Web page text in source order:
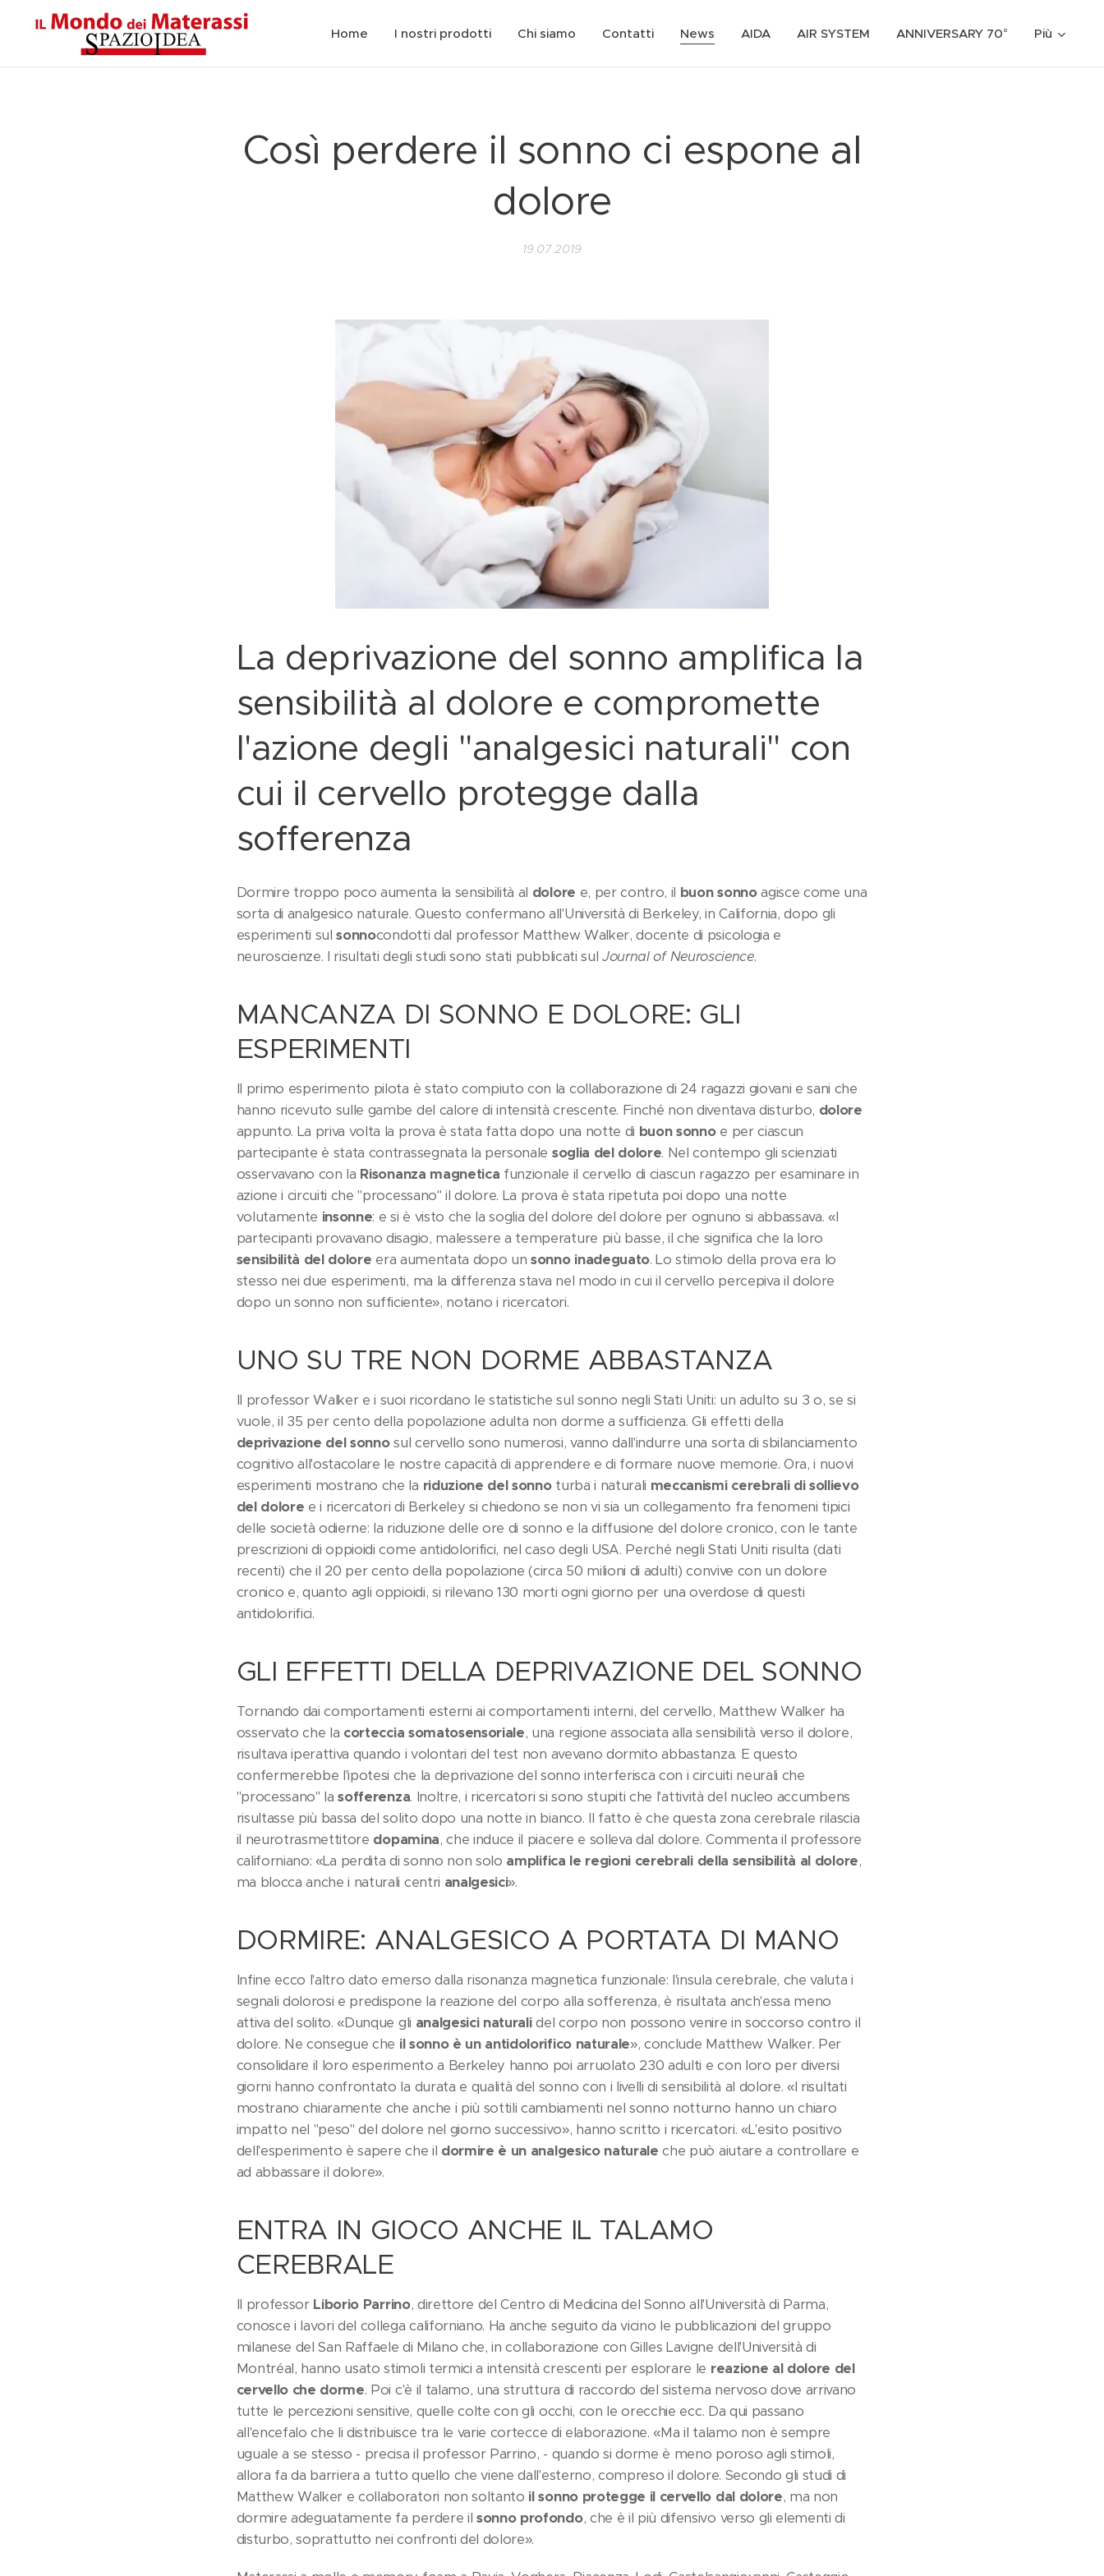
Home I nostri prodotti Chi siamo Contatti News AIDA AIR SYSTEM ANNIVERSARY 70° Più
Così perdere il sonno ci espone al
dolore
19.07.2019
La deprivazione del sonno amplifica la
sensibilità al dolore e compromette
l'azione degli "analgesici naturali" con
cui il cervello protegge dalla
sofferenza
Dormire troppo poco aumenta la sensibilità al dolore e, per contro, il buon sonnoagisce come una
sorta di analgesico naturale. Questo confermano all'Università di Berkeley, in California, dopo gli
esperimenti sulsonnocondotti dal professor Matthew Walker, docente di psicologia e
neuroscienze. I risultati degli studi sono stati pubblicati sulJournal of Neuroscience.
MANCANZA DI SONNO E DOLORE: GLI
ESPERIMENTI
Il primo esperimento pilota è stato compiuto con la collaborazione di 24 ragazzi giovani e sani che
hanno ricevuto sulle gambe del calore di intensità crescente. Finché non diventava disturbo, dolore
appunto. La priva volta la prova è stata fatta dopo una notte di buon sonnoe per ciascun
partecipante è stata contrassegnata la personale soglia del dolore. Nel contempo gli scienziati
osservavano con la Risonanza magnetica funzionale il cervello di ciascun ragazzo per esaminare in
azione i circuiti che "processano" il dolore. La prova è stata ripetuta poi dopo una notte
volutamente insonne: e si è visto che la soglia del dolore del dolore per ognuno si abbassava. «I
partecipanti provavano disagio, malessere a temperature più basse, il che significa che la loro
sensibilità del dolore era aumentata dopo unsonno inadeguato. Lo stimolo della prova era lo
stesso nei due esperimenti, ma la differenza stava nel modo in cui il cervello percepiva il dolore
dopo un sonno non sufficiente», notano i ricercatori.
UNO SU TRE NON DORME ABBASTANZA
Il professor Walker e i suoi ricordano le statistiche sul sonno negli Stati Uniti: un adulto su 3 o, se si
vuole, il 35 per cento della popolazione adulta non dorme a sufficienza. Gli effetti della
deprivazione del sonnosul cervello sono numerosi, vanno dall'indurre una sorta di sbilanciamento
cognitivo all'ostacolare le nostre capacità di apprendere e di formare nuove memorie. Ora, i nuovi
esperimenti mostrano che la riduzione del sonnoturba i naturali meccanismi cerebrali di sollievo
del dolore e i ricercatori di Berkeley si chiedono se non vi sia un collegamento fra fenomeni tipici
delle società odierne: la riduzione delle ore di sonno e la diffusione del dolore cronico, con le tante
prescrizioni di oppioidi come antidolorifici, nel caso degli USA. Perché negli Stati Uniti risulta (dati
recenti) che il 20 per cento della popolazione (circa 50 milioni di adulti) convive con un dolore
cronico e, quanto agli oppioidi, si rilevano 130 morti ogni giorno per una overdose di questi
antidolorifici.
GLI EFFETTI DELLA DEPRIVAZIONE DEL SONNO
Tornando dai comportamenti esterni ai comportamenti interni, del cervello, Matthew Walker ha
osservato che la corteccia somatosensoriale, una regione associata alla sensibilità verso il dolore,
risultava iperattiva quando i volontari del test non avevano dormito abbastanza. E questo
confermerebbe l'ipotesi che la deprivazione del sonno interferisca con i circuiti neurali che
"processano" lasofferenza. Inoltre, i ricercatori si sono stupiti che l'attività del nucleo accumbens
risultasse più bassa del solito dopo una notte in bianco. Il fatto è che questa zona cerebrale rilascia
il neurotrasmettitore dopamina, che induce il piacere e solleva dal dolore. Commenta il professore
californiano: «La perdita di sonno non solo amplifica le regioni cerebrali della sensibilità al dolore,
ma blocca anche i naturali centri analgesici».
DORMIRE: ANALGESICO A PORTATA DI MANO
Infine ecco l'altro dato emerso dalla risonanza magnetica funzionale: l'insula cerebrale, che valuta i
segnali dolorosi e predispone la reazione del corpo alla sofferenza, è risultata anch'essa meno
attiva del solito. «Dunque gli analgesici naturalidel corpo non possono venire in soccorso contro il
dolore. Ne consegue che il sonno è un antidolorifico naturale», conclude Matthew Walker. Per
consolidare il loro esperimento a Berkeley hanno poi arruolato 230 adulti e con loro per diversi
giorni hanno confrontato la durata e qualità del sonno con i livelli di sensibilità al dolore. «I risultati
mostrano chiaramente che anche i più sottili cambiamenti nel sonno notturno hanno un chiaro
impatto nel "peso" del dolore nel giorno successivo», hanno scritto i ricercatori. «L'esito positivo
dell'esperimento è sapere che il dormire è un analgesico naturale che può aiutare a controllare e
ad abbassare il dolore».
ENTRA IN GIOCO ANCHE IL TALAMO
CEREBRALE
Il professor Liborio Parrino, direttore del Centro di Medicina del Sonno all'Università di Parma,
conosce i lavori del collega californiano. Ha anche seguito da vicino le pubblicazioni del gruppo
milanese del San Raffaele di Milano che, in collaborazione con Gilles Lavigne dell'Università di
Montréal, hanno usato stimoli termici a intensità crescenti per esplorare le reazione al dolore del
cervello che dorme. Poi c'è il talamo, una struttura di raccordo del sistema nervoso dove arrivano
tutte le percezioni sensitive, quelle colte con gli occhi, con le orecchie ecc. Da qui passano
all'encefalo che li distribuisce tra le varie cortecce di elaborazione. «Ma il talamo non è sempre
uguale a se stesso - precisa il professor Parrino, - quando si dorme è meno poroso agli stimoli,
allora fa da barriera a tutto quello che viene dall'esterno, compreso il dolore. Secondo gli studi di
Matthew Walker e collaboratori non soltanto il sonno protegge il cervello dal dolore, ma non
dormire adeguatamente fa perdere il sonno profondo, che è il più difensivo verso gli elementi di
disturbo, soprattutto nei confronti del dolore».